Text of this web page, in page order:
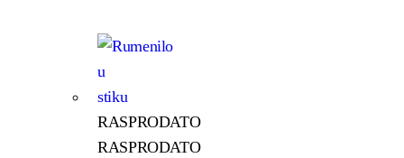
RASPRODATO
RASPRODATO